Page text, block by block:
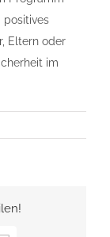
positives
Eltern oder
im